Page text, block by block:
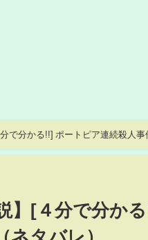
で分かる!!] ポートピア連続殺人事
】[４分で分か